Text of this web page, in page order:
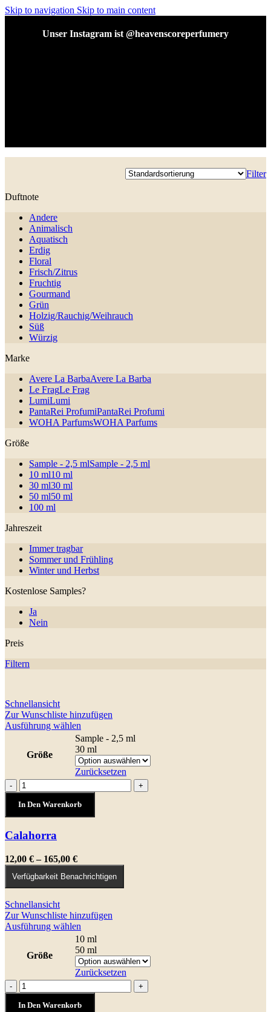
Skip to navigation Skip to main content
Unser Instagram ist @heavenscoreperfumery
Filter
Duftnote
Andere
Animalisch
Aquatisch
Erdig
Floral
Frisch/Zitrus
Fruchtig
Gourmand
Grün
Holzig/Rauchig/Weihrauch
Süß
Würzig
Marke
Avere La BarbaAvere La Barba
Le FragLe Frag
LumiLumi
PantaRei ProfumiPantaRei Profumi
WOHA ParfumsWOHA Parfums
Größe
Sample - 2,5 mlSample - 2,5 ml
10 ml10 ml
30 ml30 ml
50 ml50 ml
100 ml
Jahreszeit
Immer tragbar
Sommer und Frühling
Winter und Herbst
Kostenlose Samples?
Ja
Nein
Preis
Filtern
Schnellansicht
Zur Wunschliste hinzufügen
Ausführung wählen
Produkt
weist
mehrere
Varianten
auf.
Die
Optionen
werden
Größe
Sample - 2,5 ml
30 ml
Zurücksetzen
-
Calahorra
Menge
+
In Den Warenkorb
Calahorra
12,00 € – 165,00 €Preisspanne:
12,00 €
bis
165,00 €
Verfügbarkeit Benachrichtigen
Schnellansicht
Zur Wunschliste hinzufügen
Ausführung wählen
Produkt
weist
mehrere
Varianten
auf.
Die
Optionen
Größe
10 ml
50 ml
Zurücksetzen
-
Dulce
Fundamentum
Menge
+
In Den Warenkorb